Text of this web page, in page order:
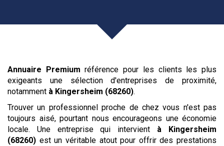
Annuaire Premium référence pour les clients les plus
exigeants une sélection d'entreprises de proximité,
notamment à Kingersheim (68260).
Trouver un professionnel proche de chez vous n'est pas
toujours aisé, pourtant nous encourageons une économie
locale. Une entreprise qui intervient à Kingersheim
(68260) est un véritable atout pour offrir des prestations